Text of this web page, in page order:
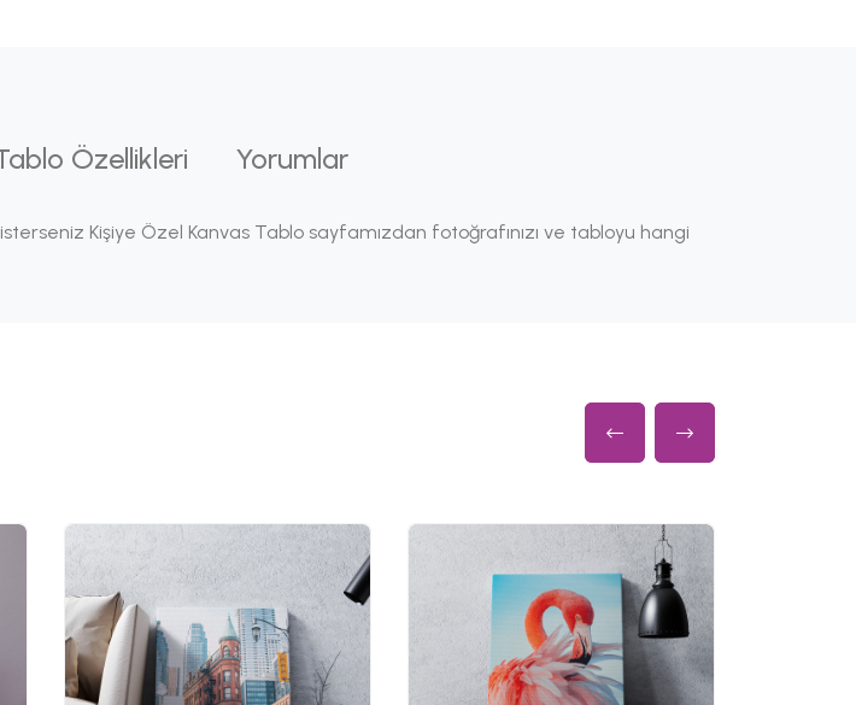
Özellikleri Yorumlar
Kişiye Özel Kanvas Tablo sayfamızdan fotoğrafınızı ve tabloyu hangi